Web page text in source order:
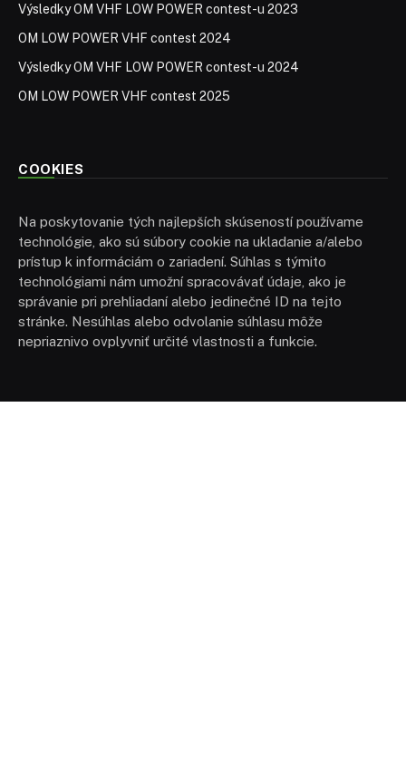
Výsledky OM VHF LOW POWER contest-u 2023
OM LOW POWER VHF contest 2024
Výsledky OM VHF LOW POWER contest-u 2024
OM LOW POWER VHF contest 2025
COOKIES
Na poskytovanie tých najlepších skúseností používame
technológie, ako sú súbory cookie na ukladanie a/alebo
prístup k informáciám o zariadení. Súhlas s týmito
technológiami nám umožní spracovávať údaje, ako je
správanie pri prehliadaní alebo jedinečné ID na tejto
stránke. Nesúhlas alebo odvolanie súhlasu môže
nepriaznivo ovplyvniť určité vlastnosti a funkcie.